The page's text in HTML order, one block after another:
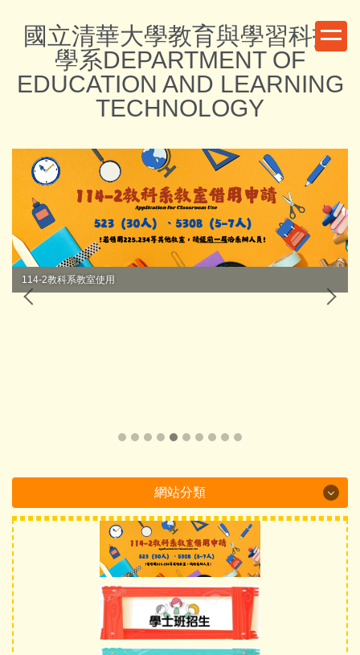
內
國立清華大學教育與學習科技
學系DEPARTMENT OF
EDUCATION AND LEARNING
TECHNOLOGY
114-2教科系教室使用
網站分類
Department Brochure